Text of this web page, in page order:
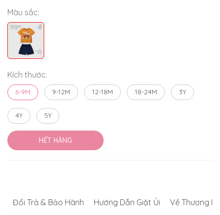
Màu sắc:
Kích thước:
6-9M 9-12M 12-18M 18-24M 3Y
4Y 5Y
HẾT HÀNG
Đổi Trả & Bảo Hành Hướng Dẫn Giặt Ủi Về Thương